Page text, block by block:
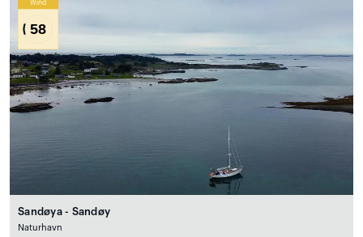
Wind
58
Sandøya - Sandøy
Naturhavn